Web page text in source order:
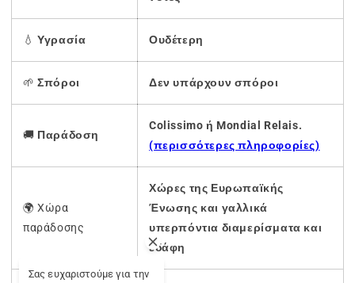
💧Υγρασία Ουδέτερη
🌱Σπόροι Δεν υπάρχουν σπόροι
🚚 Παράδοση
Colissimo ή Mondial Relais.
(περισσότερες πληροφορίες)
🌍 Χώρα
παράδοσης
Χώρες της Ευρωπαϊκής
Ένωσης και γαλλικά
υπερπόντια διαμερίσματα και
εδάφη
Σας ευχαριστούμε για την